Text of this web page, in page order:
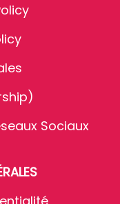
Sociaux